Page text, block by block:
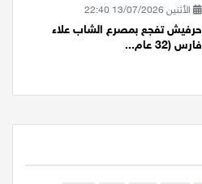
الأثنين 13/07/2026 22:40
حرفيش تفجع بمصرع الشاب علاء
فارس (32 عام...